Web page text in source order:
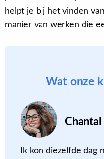
helpt je bij het vinden
manier van werken die
Wat onze
Chantal
Ik kon diezelfde dag